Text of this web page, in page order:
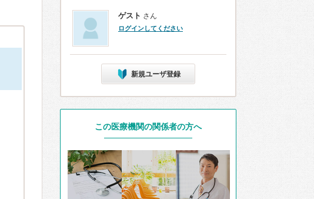
ゲスト さん
ログインしてください
新規ユーザ登録
この医療機関の関係者の方へ